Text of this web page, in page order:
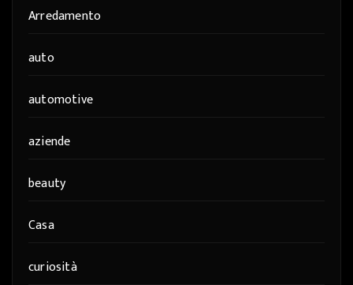
Arredamento
auto
automotive
aziende
beauty
Casa
curiosità